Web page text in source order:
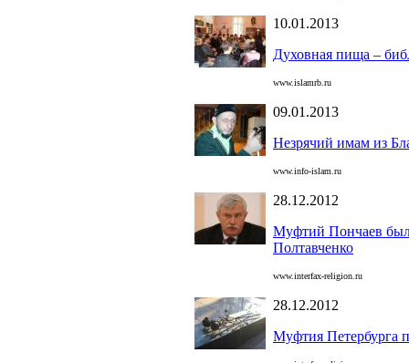
10.01.2013
Духовная пища –
www.islamrb.ru
09.01.2013
Незрячий имам из
www.info-islam.ru
28.12.2012
Муфтий Пончаев был
Полтавченко
www.interfax-religion.ru
28.12.2012
Муфтия Петербурга